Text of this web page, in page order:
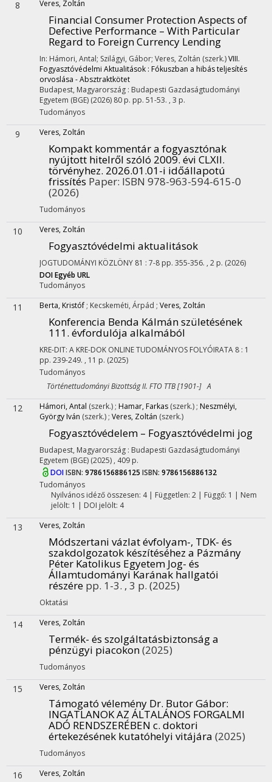
8 Veres, Zoltán
Financial Consumer Protection Aspects of
Defective Performance – With Particular
Regard to Foreign Currency Lending
In: Hámori, Antal; Szilágyi, Gábor; Veres, Zoltán (szerk.)VIII.
Fogyasztóvédelmi Aktualitások : Fókuszban a hibás teljesítés
orvoslása - Absztraktkötet
Budapest, Magyarország : Budapesti Gazdaságtudományi
Egyetem (BGE) (2026) 80 p. pp. 51-53. , 3 p.
Tudományos
9 Veres, Zoltán
Kompakt kommentár a fogyasztónak
nyújtott hitelről szóló 2009. évi CLXII.
törvényhez. 2026.01.01-i időállapotú
frissítés Paper: ISBN 978-963-594-615-0
(2026)
Tudományos
10 Veres, Zoltán
Fogyasztóvédelmi aktualitások
JOGTUDOMÁNYI KÖZLÖNY 81 : 7-8 pp. 355-356. , 2 p. (2026)
DOIEgyéb URL
Tudományos
11 Berta, Kristóf ; Kecskeméti, Árpád ; Veres, Zoltán
Konferencia Benda Kálmán születésének
111. évfordulója alkalmából
KRE-DIT: A KRE-DOK ONLINE TUDOMÁNYOS FOLYÓIRATA 8 : 1
pp. 239-249. , 11 p. (2025)
Tudományos
Történettudományi Bizottság II. FTO TTB [1901-] A
12 Hámori, Antal (szerk.) ; Hamar, Farkas (szerk.) ; Neszmélyi,
György Iván (szerk.) ; Veres, Zoltán (szerk.)
Fogyasztóvédelem – Fogyasztóvédelmi jog
Budapest, Magyarország : Budapesti Gazdaságtudományi
Egyetem (BGE) (2025) , 409 p.
DOIISBN: 9786156886125 ISBN: 9786156886132
Tudományos
Nyilvános idéző összesen: 4| Független: 2 | Függő: 1 | Nem
jelölt: 1 | DOI jelölt: 4
13 Veres, Zoltán
Módszertani vázlat évfolyam-, TDK- és
szakdolgozatok készítéséhez a Pázmány
Péter Katolikus Egyetem Jog- és
Államtudományi Karának hallgatói
részére pp. 1-3. , 3 p. (2025)
Oktatási
14 Veres, Zoltán
Termék- és szolgáltatásbiztonság a
pénzügyi piacokon(2025)
Tudományos
15 Veres, Zoltán
Támogató vélemény Dr. Butor Gábor:
INGATLANOK AZ ÁLTALÁNOS FORGALMI
ADÓ RENDSZERÉBEN c. doktori
értekezésének kutatóhelyi vitájára (2025)
Tudományos
16 Veres, Zoltán